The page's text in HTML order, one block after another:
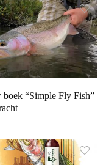
boek “Simple Fly Fish”